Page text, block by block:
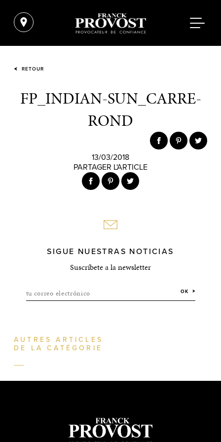
RETOUR
FP_INDIAN-SUN_CARRE-
ROND
13/03/2018
PARTAGER L'ARTICLE
SIGUE NUESTRAS NOTICIAS
Suscríbete a la newsletter
tu correo electrónico OK
AUTRES ARTICLES
DE LA CATÉGORIE